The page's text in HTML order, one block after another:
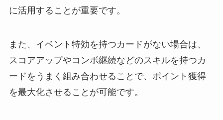
に活用することが重要です。
また、イベント特効を持つカードがない場合は、
スコアアップやコンボ継続などのスキルを持つカ
ードをうまく組み合わせることで、ポイント獲得
を最大化させることが可能です。